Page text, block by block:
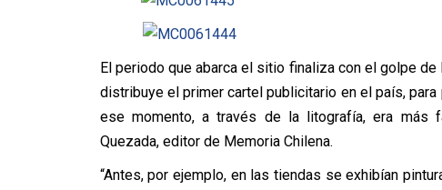
El periodo que abarca el sitio finaliza con el golpe
distribuye el primer cartel publicitario en el país,
ese momento, a través de la litografía, era más
Quezada, editor de Memoria Chilena.
“Antes, por ejemplo, en las tiendas se exhibían